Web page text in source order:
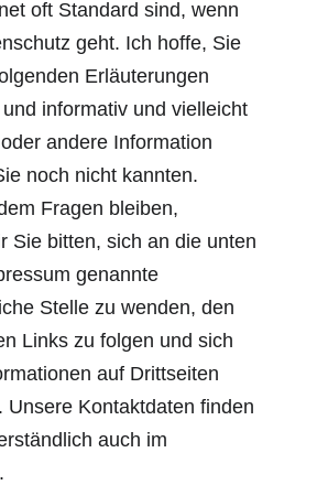
oft Standard sind, wenn
geht. Ich hoffe, Sie
Erläuterungen
informativ und vielleicht
andere Information
noch nicht kannten.
Fragen bleiben,
Sie bitten, sich an die unten
genannte
Stelle zu wenden, den
Links zu folgen und sich
auf Drittseiten
Unsere Kontaktdaten finden
auch im